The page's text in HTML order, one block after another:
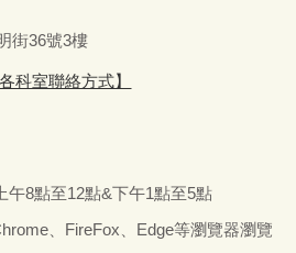
街36號3樓
各科室聯絡方式】
午8點至12點&下午1點至5點
、FireFox、Edge等瀏覽器瀏覽